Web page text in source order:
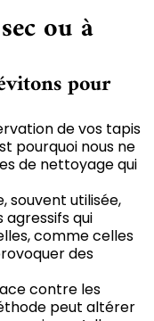
ou à
pour
de vos tapis
pourquoi nous ne
de nettoyage qui
souvent utilisée,
agressifs qui
comme celles
des
contre les
peut altérer